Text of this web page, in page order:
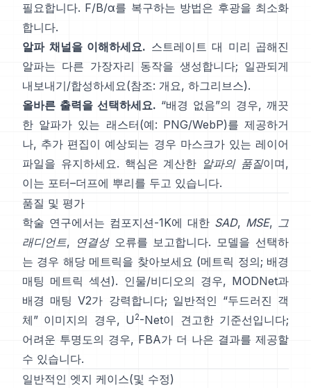
필요합니다. F/B/α를 복구하는 방법은 후광을 최소화
합니다.
알파 채널을 이해하세요. 스트레이트 대 미리 곱해진
알파는 다른 가장자리 동작을 생성합니다; 일관되게
내보내기/합성하세요(참조: 개요, 하그리브스).
올바른 출력을 선택하세요. “배경 없음”의 경우, 깨끗
한 알파가 있는 래스터(예: PNG/WebP)를 제공하거
나, 추가 편집이 예상되는 경우 마스크가 있는 레이어
파일을 유지하세요. 핵심은 계산한 알파의 품질이며,
이는 포터–더프에 뿌리를 두고 있습니다.
품질 및 평가
학술 연구에서는 컴포지션-1K에 대한 SAD, MSE, 그
래디언트, 연결성오류를 보고합니다. 모델을 선택하
는 경우 해당 메트릭을 찾아보세요 (메트릭 정의; 배경
매팅 메트릭 섹션). 인물/비디오의 경우, MODNet과
배경 매팅 V2가 강력합니다; 일반적인 “두드러진 객
체” 이미지의 경우, U 2-Net이 견고한 기준선입니다;
어려운 투명도의 경우, FBA가 더 나은 결과를 제공할
수 있습니다.
일반적인 엣지 케이스(및 수정)